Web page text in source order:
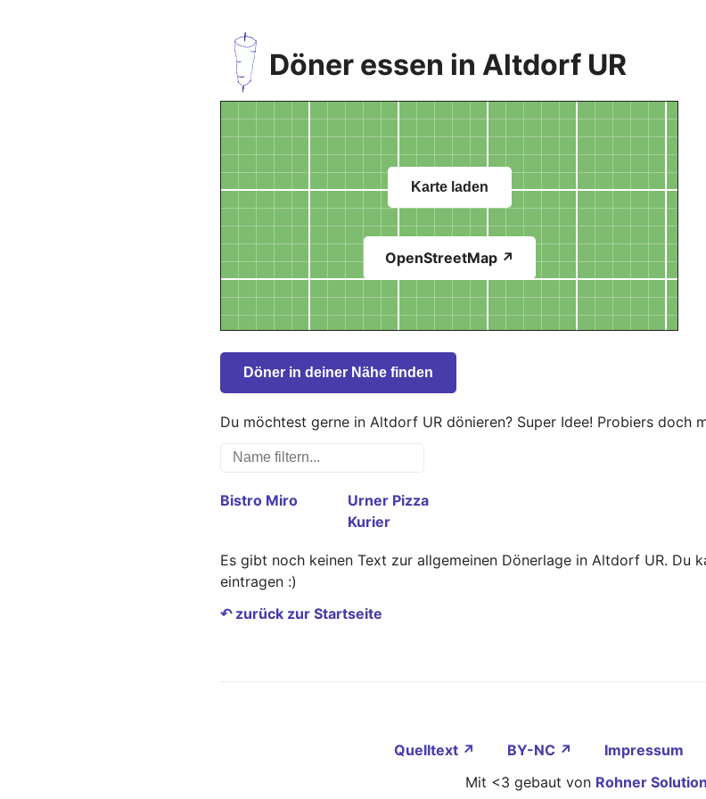
Döner essen in Altdorf UR
Karte laden
OpenStreetMap ↗
Döner in deiner Nähe finden
Du möchtest gerne in Altdorf UR dönieren? Super Idee! Probiers doch
Bistro Miro
Urner Pizza
Kurier
Es gibt noch keinen Text zur allgemeinen Dönerlage in Altdorf UR. Du
eintragen :)
↶ zurück zur Startseite
Quelltext ↗ BY-NC ↗ Impressum
Mit <3 gebaut von Rohner